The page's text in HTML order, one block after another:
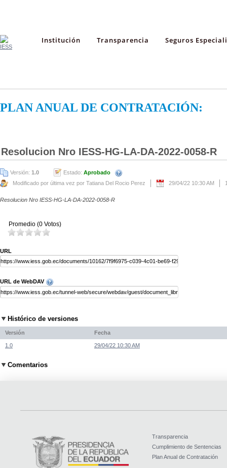
Institución Transparencia Seguros
PLAN ANUAL DE CONTRATACIÓN:
Resolucion Nro IESS-HG-LA-DA-2022-0058-R
Versión: 1.0 Estado: Aprobado
Modificado por última vez por Tatiana Del Rocio Perez
29/04/22 10:30 AM
Resolucion Nro IESS-HG-LA-DA-2022-0058-R
Promedio (0 Votos)
URL
URL de WebDAV
Histórico de versiones
Versión Fecha
1.0 29/04/22 10:30 AM
Comentarios
Transparencia
Cumplimiento de Sentencias
Plan Anual de Contratación